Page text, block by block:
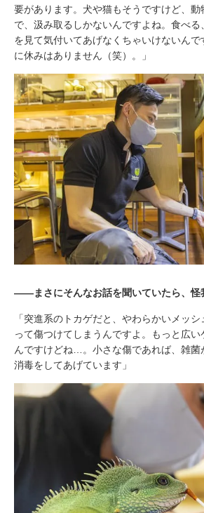
要があります。犬や猫もそうですけど、
で、汲み取るしかないんですよね。食べ
を見て気付いてあげなくちゃいけないん
に休みはありません（笑）。」
――まさにそんなお話を聞いていたら、怪
「突進系のトカゲだと、やわらかいメッ
って傷つけてしまうんですよ。もっと広
んですけどね…。小さな傷であれば、雑菌
消毒をしてあげています」